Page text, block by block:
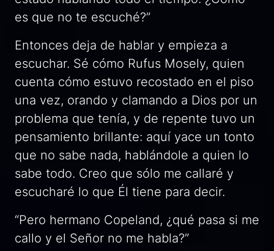
es que no te escuché?”
Entonces deja de hablar y empieza a
escuchar. Sé cómo Rufus Mosely, quien
cuenta cómo estuvo recostado en el piso
una vez, orando y clamando a Dios por un
problema que tenía, y de repente tuvo un
pensamiento brillante: aquí yace un tonto
que no sabe nada, hablándole a quien lo
sabe todo. Creo que sólo me callaré y
escucharé lo que Él tiene para decir.
“Pero hermano Copeland, ¿qué pasa si me
callo y el Señor no me habla?”